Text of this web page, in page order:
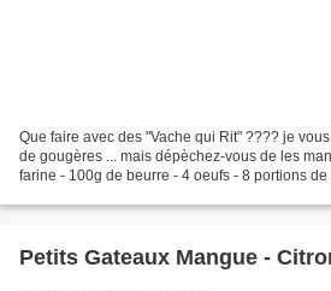
Que faire avec des "Vache qui Rit" ???? je
de gougères ... mais dépèchez-vous de les
farine - 100g de beurre - 4 oeufs - 8 portions
Petits Gateaux Mangue -